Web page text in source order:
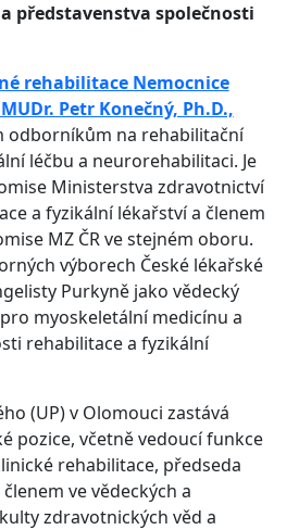
představenstva společnosti
rehabilitace Nemocnice
Petr Konečný, Ph.D.,
odborníkům na rehabilitační
léčbu a neurorehabilitaci. Je
Ministerstva zdravotnictví
a fyzikální lékařství a členem
MZ ČR ve stejném oboru.
výborech České lékařské
Purkyně jako vědecký
myoskeletální medicínu a
rehabilitace a fyzikální
(UP) v Olomouci zastává
pozice, včetně vedoucí funkce
rehabilitace, předseda
ve vědeckých a
zdravotnických věd a